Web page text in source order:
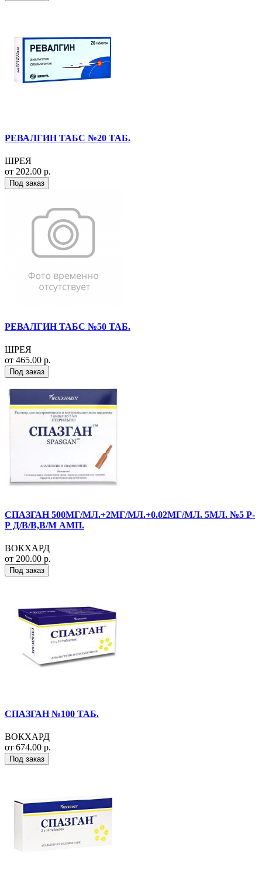
РЕВАЛГИН ТАБС №20 ТАБ.
ШРЕЯ
от 202.00 р.
Под заказ
РЕВАЛГИН ТАБС №50 ТАБ.
ШРЕЯ
от 465.00 р.
Под заказ
СПАЗГАН 500МГ/МЛ.+2МГ/МЛ.+0.02МГ/МЛ. 5МЛ. №5 Р-
Р Д/В/В,В/М АМП.
ВОКХАРД
от 200.00 р.
Под заказ
СПАЗГАН №100 ТАБ.
ВОКХАРД
от 674.00 р.
Под заказ